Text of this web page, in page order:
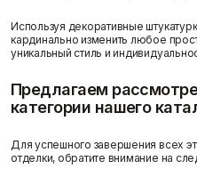
Используя декоративные
кардинально изменить любое
уникальный стиль и
Предлагаем
категории нашего
Для успешного завершения всех
отделки, обратите внимание на